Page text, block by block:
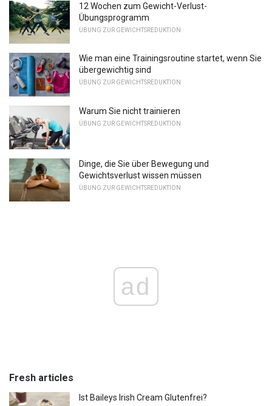
12 Wochen zum Gewicht-Verlust-
Übungsprogramm
ÜBUNG ZUR GEWICHTSREDUKTION
Wie man eine Trainingsroutine startet, wenn Sie
übergewichtig sind
ÜBUNG ZUR GEWICHTSREDUKTION
Warum Sie nicht trainieren
ÜBUNG ZUR GEWICHTSREDUKTION
Dinge, die Sie über Bewegung und
Gewichtsverlust wissen müssen
ÜBUNG ZUR GEWICHTSREDUKTION
ad
Fresh articles
Ist Baileys Irish Cream Glutenfrei?